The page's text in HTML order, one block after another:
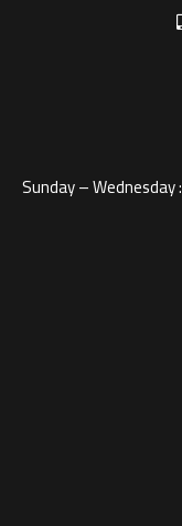
Sunday – Wednesday :